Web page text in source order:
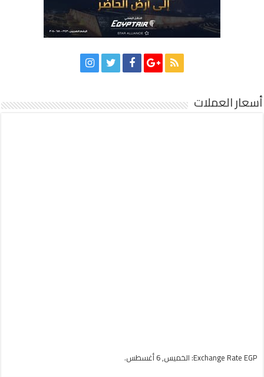
أسعار العملات
Exchange Rate EGP : الخميس, 6 أغسطس.